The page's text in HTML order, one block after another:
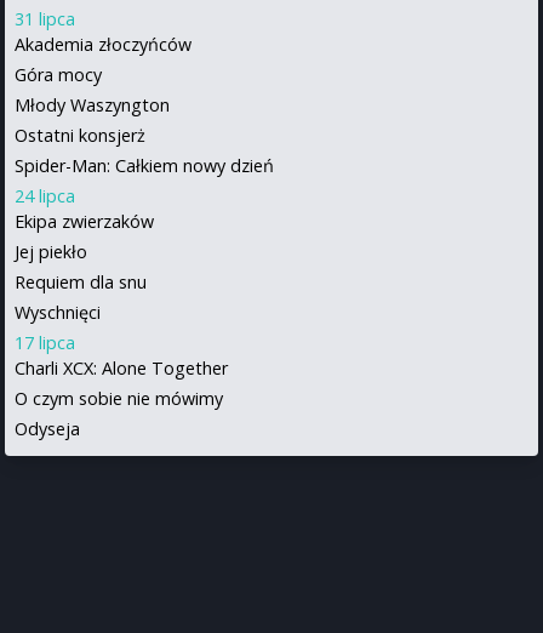
31 lipca
Akademia złoczyńców
Góra mocy
Młody Waszyngton
Ostatni konsjerż
Spider-Man: Całkiem nowy dzień
24 lipca
Ekipa zwierzaków
Jej piekło
Requiem dla snu
Wyschnięci
17 lipca
Charli XCX: Alone Together
O czym sobie nie mówimy
Odyseja